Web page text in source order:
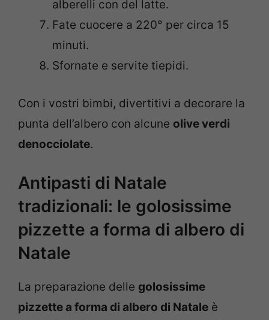
alberelli con del latte.
Fate cuocere a 220° per circa 15
minuti.
Sfornate e servite tiepidi.
Con i vostri bimbi, divertitivi a decorare la
punta dell’albero con alcune olive verdi
denocciolate.
Antipasti di Natale
tradizionali: le golosissime
pizzette a forma di albero di
Natale
La preparazione delle golosissime
pizzette a forma di albero di Natale è